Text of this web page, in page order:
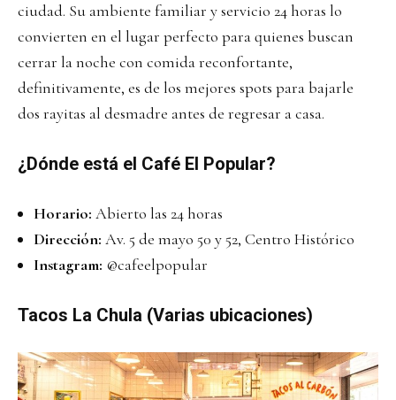
ciudad. Su ambiente familiar y servicio 24 horas lo
convierten en el lugar perfecto para quienes buscan
cerrar la noche con comida reconfortante,
definitivamente, es de los mejores spots para bajarle
dos rayitas al desmadre antes de regresar a casa.
¿Dónde está el Café El Popular?
Horario: Abierto las 24 horas
Dirección: Av. 5 de mayo 50 y 52, Centro Histórico
Instagram: @cafeelpopular
Tacos La Chula (Varias ubicaciones)